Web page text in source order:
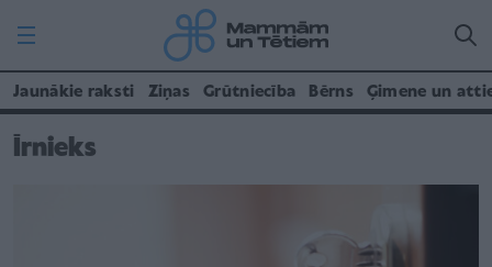
Jaunākie raksti Ziņas Grūtniecība Bērns Ģimene un
Īrnieks